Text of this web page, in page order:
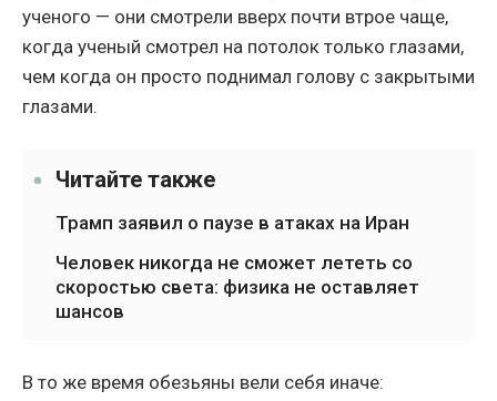
ученого — они смотрели вверх почти втрое чаще,
когда ученый смотрел на потолок только глазами,
чем когда он просто поднимал голову с закрытыми
глазами.
Читайте также
Трамп заявил о паузе в атаках на Иран
Человек никогда не сможет лететь со
скоростью света: физика не оставляет
шансов
В то же время обезьяны вели себя иначе: